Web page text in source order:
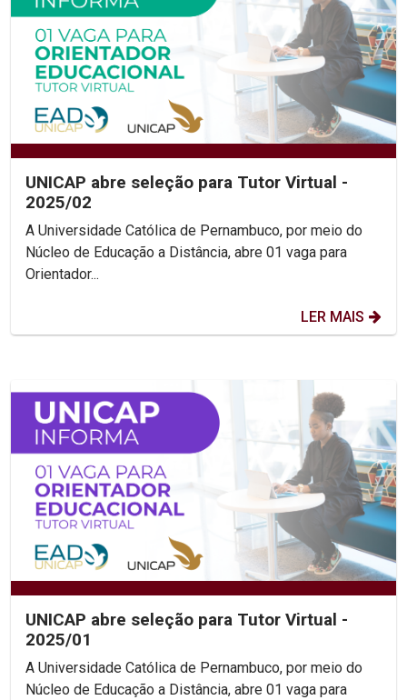
UNICAP abre seleção para Tutor Virtual -
2025/02
A Universidade Católica de Pernambuco, por meio do
Núcleo de Educação a Distância, abre 01 vaga para
Orientador...
LER MAIS
UNICAP abre seleção para Tutor Virtual -
2025/01
A Universidade Católica de Pernambuco, por meio do
Núcleo de Educação a Distância, abre 01 vaga para